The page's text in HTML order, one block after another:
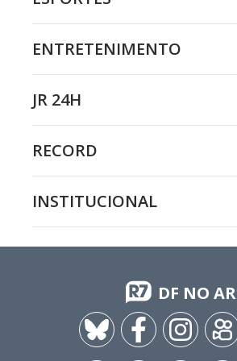
ENTRETENIMENTO
JR 24H
RECORD
INSTITUCIONAL
DF NO AR